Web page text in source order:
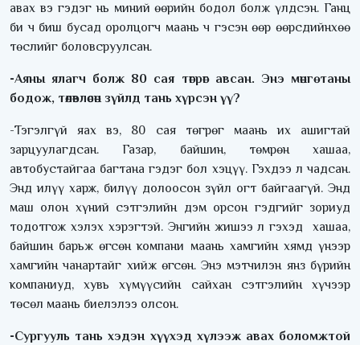
авах вэ гэдэг нь миний өөрийн бодол болж үлдсэн. Ганц
би ч биш бусад оролцогч маань ч гэсэн өөр өөрсдийнхөө
төслийг боловсруулсан.
-Аяны ялагч болж 80 сая төгрөг авсан. Энэ мөнгө таны
бодож, төлөвлөсөн зүйлд тань хүрсэн үү?
-Тэгэлгүй яах вэ, 80 сая төгрөг маань их ашигтай
зарцуулагдсан. Газар, байшин, төмрөн хашаа,
автобустайгаа багтана гэдэг бол хэцүү. Гэхдээ л чадсан.
Энд илүү харж, билүү долоосон зүйл огт байгаагүй. Энд
маш олон хүний сэтгэлийн дэм орсон гэдгийг зориуд
тодотгож хэлэх хэрэгтэй. Энгийн жишээ л гэхэд хашаа,
байшин барьж өгсөн компани маань хамгийн хямд үнээр
хамгийн чанартайг хийж өгсөн. Энэ мэтчилэн янз бүрийн
компаниуд, хувь хүмүүсийн сайхан сэтгэлийн хүчээр
төсөл маань биелэлээ олсон.
-Сургууль тань хэдэн хүүхэд хүлээж авах боломжтой